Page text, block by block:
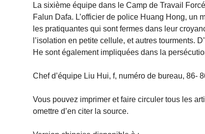
La sixième équipe dans le Camp de Travail
Falun Dafa. L’officier de police Huang Hong, un
les pratiquantes qui sont fermes dans leur
l’isolation en petite cellule, et autres tourments.
He sont également impliquées dans la
Chef d’équipe Liu Hui, f, numéro de bureau, 86-
Vous pouvez imprimer et faire circuler tous les
omettre d’en citer la source.